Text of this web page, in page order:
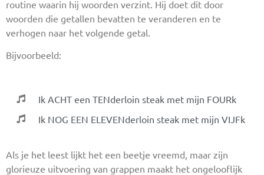
routine waarin hij woorden verzint. Hij doet dit door
woorden die getallen bevatten te veranderen en te
verhogen naar het volgende getal.
Bijvoorbeeld:
Ik ACHT een TENderloin steak met mijn FOURk
Ik NOG EEN ELEVENderloin steak met mijn VIJFk
Als je het leest lijkt het een beetje vreemd, maar zijn
glorieuze uitvoering van grappen maakt het ongelooflijk